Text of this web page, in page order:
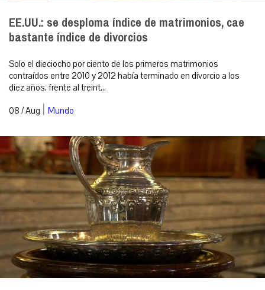
EE.UU.: se desploma índice de matrimonios, cae
bastante índice de divorcios
Solo el dieciocho por ciento de los primeros matrimonios
contraídos entre 2010 y 2012 había terminado en divorcio a los
diez años, frente al treint...
08 / Aug | Mundo